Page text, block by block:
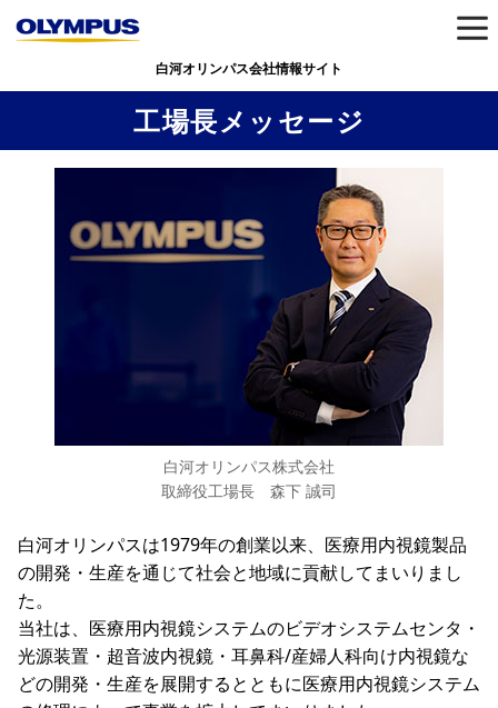
白河オリンパス会社情報サイト
工場長メッセージ
白河オリンパス株式会社
取締役工場長 森下 誠司
白河オリンパスは1979年の創業以来、医療用内視鏡製品
の開発・生産を通じて社会と地域に貢献してまいりまし
た。
当社は、医療用内視鏡システムのビデオシステムセンタ・
光源装置・超音波内視鏡・耳鼻科/産婦人科向け内視鏡な
どの開発・生産を展開するとともに医療用内視鏡システム